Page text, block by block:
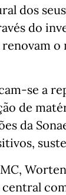
dos
do
renovam
se a
de
da